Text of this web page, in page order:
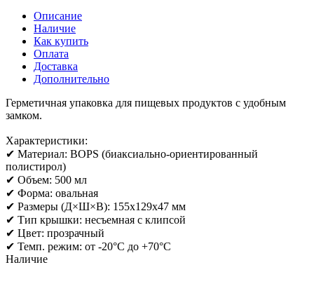
Описание
Наличие
Как купить
Оплата
Доставка
Дополнительно
Герметичная упаковка для пищевых продуктов с удобным
замком.
Характеристики:
✔ Материал: BOPS (биаксиально-ориентированный
полистирол)
✔ Объем: 500 мл
✔ Форма: овальная
✔ Размеры (Д×Ш×В): 155х129х47 мм
✔ Тип крышки: несъемная с клипсой
✔ Цвет: прозрачный
✔ Темп. режим: от -20°C до +70°C
Наличие